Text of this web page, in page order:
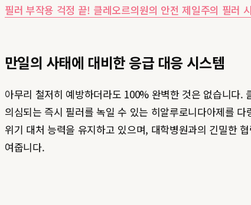
필러 부작용 걱정 끝! 클레오르의원의 안전 제일주의 필러
만일의 사태에 대비한 응급 대응 시스템
아무리 철저히 예방하더라도 100% 완벽한 것은 없습니다
의심되는 즉시 필러를 녹일 수 있는 히알루로니다아제를
위기 대처 능력을 유지하고 있으며, 대학병원과의 긴밀한
여줍니다.